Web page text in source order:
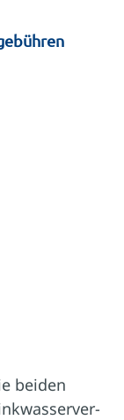
beiden